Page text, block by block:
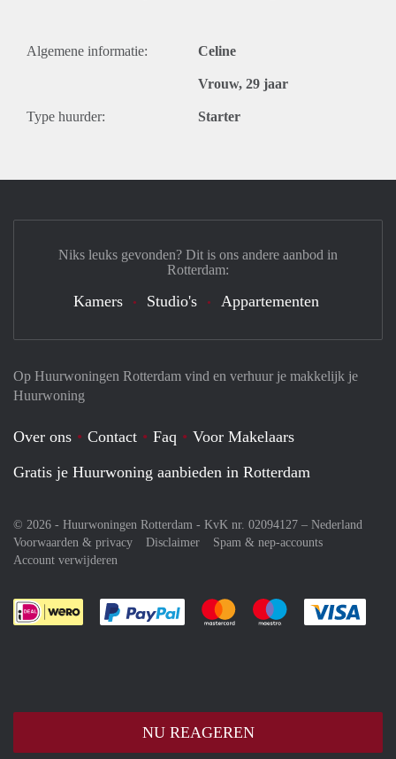
Algemene informatie: Celine
Vrouw, 29 jaar
Type huurder: Starter
NU REAGEREN
Op Huurwoningen Rotterdam vind en verhuur je makkelijk je
Huurwoning
Over ons Contact Faq
Voor Makelaars
Gratis je Huurwoning aanbieden in Rotterdam
© 2026 - Huurwoningen Rotterdam - KvK nr. 02094127 – Nederland
Voorwaarden & privacy
Disclaimer
Spam & nep-accounts
Account verwijderen
Je rekent gemakkelijk af met Paypal
Je rekent gemakkelijk af met
Je rekent
Niks leuks gevonden? Dit is ons andere aanbod in
Rotterdam:
Kamers Studio's Appartementen